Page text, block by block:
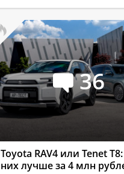
36
Toyota RAV4 или Tenet
них лучше за 4 млн